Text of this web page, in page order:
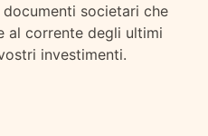
societari che
al corrente degli ultimi
investimenti.